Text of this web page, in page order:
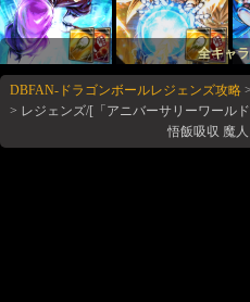
全キャ
DBFAN-ドラゴンボールレジェンズ攻略>
> レジェンズ/[「アニバーサリーワール
悟飯吸収 魔人